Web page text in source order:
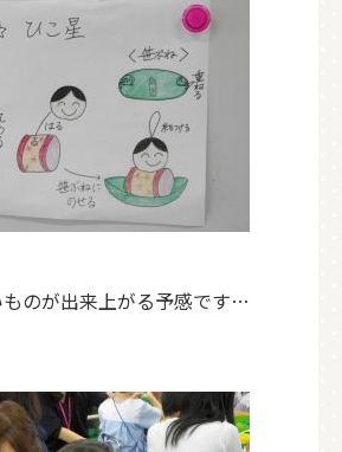
のが出来上がる予感です…